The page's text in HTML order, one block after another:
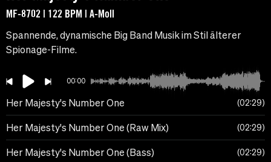
MF-8702 | 122 BPM | A-Moll
Spannende, dynamische Big Band Musik im Stil älterer
Spionage-Filme.
00:00
Her Majesty's Number One 02:29
Her Majesty's Number One (Raw Mix) 02:29
Her Majesty's Number One (Bass) 02:29